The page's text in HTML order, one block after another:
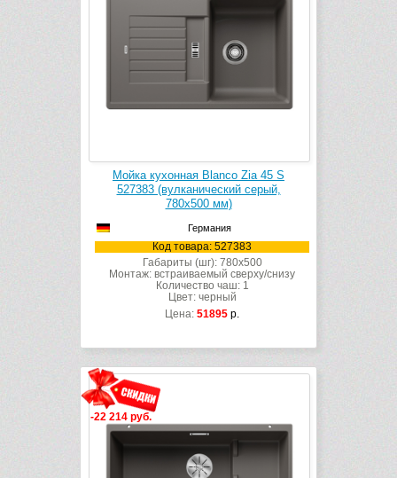
Мойка кухонная Blanco Zia 45 S
527383 (вулканический серый,
780х500 мм)
Германия
Код товара: 527383
Габариты (шг): 780x500
Монтаж: встраиваемый сверху/снизу
Количество чаш: 1
Цвет: черный
Цена: 51895 р.
-22 214 руб.